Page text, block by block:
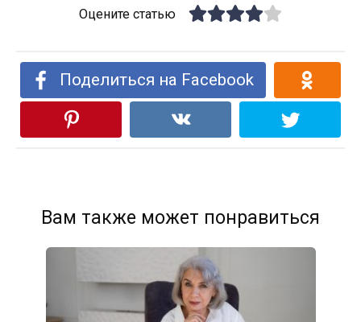
Оцените статью
Поделиться на Facebook
Вам также может понравиться